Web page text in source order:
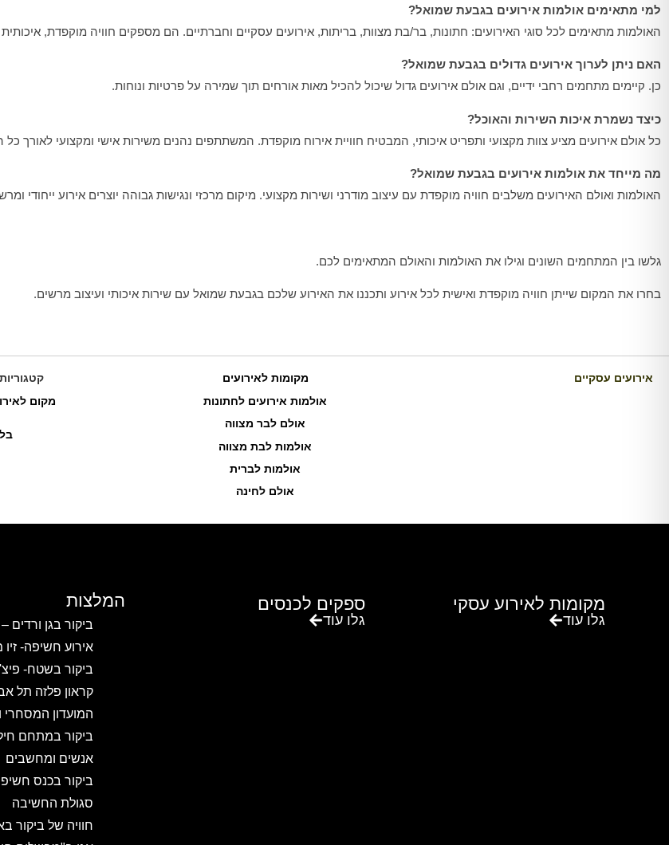
למי מתאימים אולמות אירועים בגבעת שמואל?
האולמות מתאימים לכל סוגי האירועים: חתונות, בר/בת מצוות, בריתות, אירועים עסקיים וחברתיים. הם מספקים חוויה מוקפדת, איכותית
האם ניתן לערוך אירועים גדולים בגבעת שמואל?
כן. קיימים מתחמים רחבי ידיים, וגם אולם אירועים גדול שיכול להכיל מאות אורחים תוך שמירה על פרטיות ונוחות.
כיצד נשמרת איכות השירות והאוכל?
כל אולם אירועים מציע צוות מקצועי ותפריט איכותי, המבטיח חוויית אירוח מוקפדת. המשתתפים נהנים משירות אישי ומקצועי לאורך כל
מה מייחד את אולמות אירועים בגבעת שמואל?
האולמות ואולם האירועים משלבים חוויה מוקפדת עם עיצוב מודרני ושירות מקצועי. מיקום מרכזי ונגישות גבוהה יוצרים אירוע ייחודי
גלשו בין המתחמים השונים וגילו את האולמות והאולם המתאימים לכם.
בחרו את המקום שייתן חוויה מוקפדת ואישית לכל אירוע ותכננו את האירוע שלכם בגבעת שמואל עם שירות איכותי ועיצוב מרשים.
אירועים עסקיים
מקומות לאירועים
אולמות אירועים לחתונות
אולם לבר מצווה
אולמות לבת מצווה
אולמות לברית
אולם לחינה
מקום
מקומות לאירוע עסקי
גלו עוד
ספקים לכנסים
גלו עוד
המלצות
ביקור בגן ורדים
אירוע חשיפה- זיו
ביקור בשטח-
קראון פלזה תל
המועדון המסחרי
ביקור במתחם
אנשים ומחשבים
ביקור בכנס
סגולת החשיבה
חוויה של ביקור